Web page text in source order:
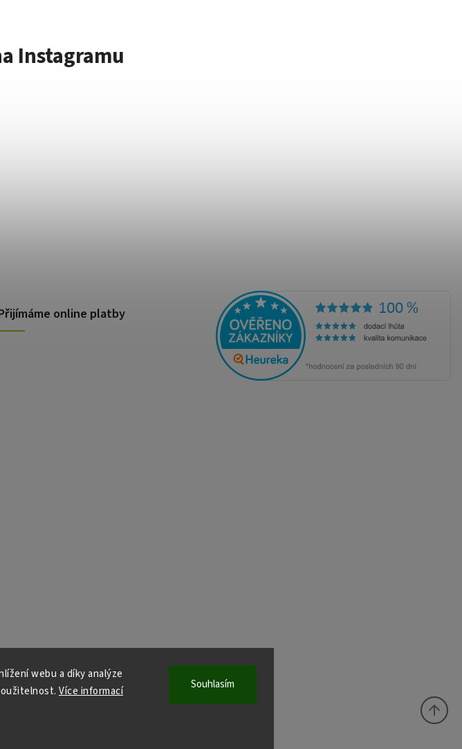
webu a díky analýze
Více informací Souhlasím
Instagramu
online platby